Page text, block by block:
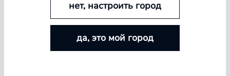
БОЛЬШЕ ЛИНЗ — БОЛЬШЕ СКИДКА
Покупайте контактные линзы Airway и увеличивайте
размер скидки — от 5% до 15%
нет, настроить город
да, это мой город